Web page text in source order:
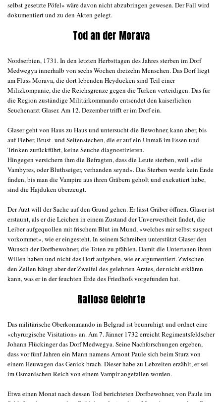
selbst gesetzte Pöfel» wäre davon nicht abzubringen gewesen. Der Fall wird
dokumentiert und zu den Akten gelegt.
Tod an der Morava
Nordserbien, 1731. In den letzten Herbsttagen des Jahres sterben im Dorf
Medwegya innerhalb von sechs Wochen dreizehn Menschen. Das Dorf liegt
am Fluss Morava, die dort lebenden Heyducken sind Teil einer
Milizkompanie, die die Reichsgrenze gegen die Türken verteidigen. Das für
die Region zuständige Militärkommando entsendet den kaiserlichen
Seuchenarzt Glaser. Am 12. Dezember trifft er im Dorf ein.
Glaser geht von Haus zu Haus und untersucht die Bewohner, kann aber, bis
auf Fieber, Brust- und Seitenstechen, die er auf ein Unmaß im Essen und
Trinken zurückführt, keine Seuche diagnostizieren.
Hingegen versichern ihm die Befragten, dass die Leute sterben, weil «die
Vambyres, oder Bluthseiger, verhanden seynd». Das Sterben werde kein Ende
finden, bis man die Vampire aus ihren Gräbern geholt und exekutiert habe,
sind die Hajduken überzeugt.
Der Arzt will der Sache auf den Grund gehen. Er lässt Gräber öffnen. Glaser ist
erstaunt, als er die Leichen in einem Zustand der Unverwestheit findet, die
Leiber aufgequollen mit frischem Blut im Mund, «welches mir selbst suspect
vorkommet», wie er eingesteht. In seinem Schreiben unterstützt Glaser den
Wunsch der Dorfbewohner, die Toten zu pfählen. Damit die Untertanen ihren
Willen haben und nicht das Dorf aufgeben, wie er argumentiert. Zwischen
den Zeilen hängt aber der Zweifel des gelehrten Arztes, der nicht erklären
kann, was er in der feuchten Erde des Friedhofs vorgefunden hat.
Ratlose Gelehrte
Das militärische Oberkommando in Belgrad ist beunruhigt und ordnet eine
«chyrurgische Visitation» an. Am 7. Jänner 1732 erreicht Regimentsfeldscher
Johann Flückinger das Dorf Medwegya. Seine Nachforschungen ergeben,
dass vor fünf Jahren ein Mann namens Arnont Paule sich beim Sturz von
einem Heuwagen das Genick brach. Dieser habe zu Lebzeiten erzählt, er sei
im Osmanischen Reich von einem Vampir angefallen worden.
Etwa einen Monat nach dessen Tod berichteten Dorfbewohner, von Paule im